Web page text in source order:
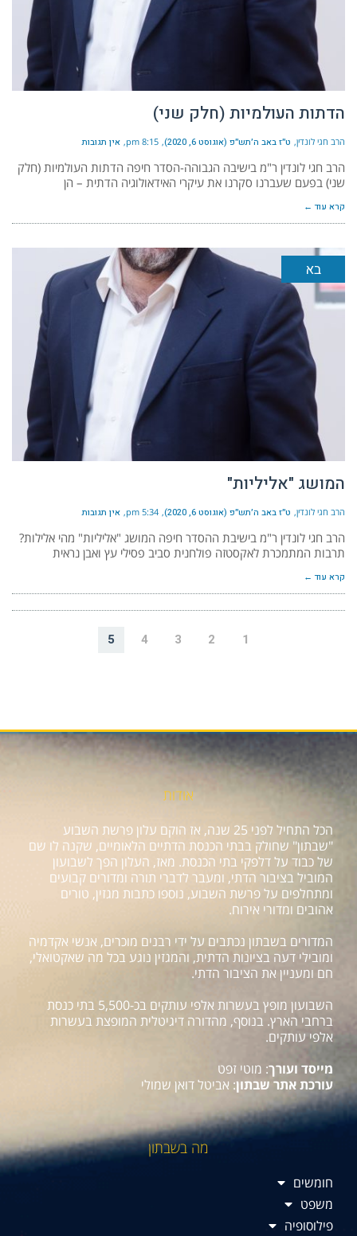
הדתות העולמיות (חלק שני)
הרב חגי לונדין ט״ז באב ה׳תש״פ (אוגוסט 6, 2020) 8:15 pm אין תגובות
הרב חגי לונדין ר"מ בישיבה הגבוהה-הסדר חיפה הדתות העולמיות (חלק
שני) בפעם שעברנו סקרנו את עיקרי האידאולוגיה הדתית – הן
קרא עוד ←
בא
המושג "אליליות"
הרב חגי לונדין ט״ז באב ה׳תש״פ (אוגוסט 6, 2020) 5:34 pm אין תגובות
הרב חגי לונדין ר"מ בישיבת ההסדר חיפה המושג "אליליות" מהי אלילות?
תרבות המתמכרת לאקסטזה פולחנית סביב פסילי עץ ואבן נראית
קרא עוד ←
1
2
3
4
5
אודות
הכל התחיל לפני 25 שנה, אז הוקם עלון פרשת השבוע
"שבתון" שחולק בבתי הכנסת הדתיים הלאומיים, שקנה לו שם
של כבוד על דלפקי בתי הכנסת. מאז, העלון הפך לשבועון
המוביל בציבור הדתי, ומעבר לדברי תורה ומדורים קבועים
ומתחלפים על פרשת השבוע, נוספו כתבות מגזין, טורים
אהובים ומדורי אירוח.
המדורים בשבתון נכתבים על ידי רבנים מוכרים, אנשי אקדמיה
ומובילי דעה בציונות הדתית, והמגזין נוגע בכל מה שאקטואלי,
חם ומעניין את הציבור הדתי.
השבועון מופץ בעשרות אלפי עותקים בכ-5,500 בתי כנסת
ברחבי הארץ. בנוסף, מהדורה דיגיטלית המופצת בעשרות
אלפי עותקים.
מייסד ועורך: מוטי זפט
עורכת אתר שבתון: אביטל דואן שמולי
מה בשבתון
חומשים
משפט
פילוסופיה